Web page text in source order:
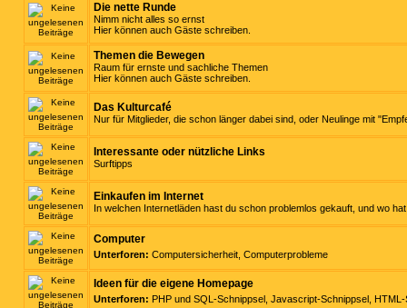
Die nette Runde
Nimm nicht alles so ernst
Hier können auch Gäste schreiben.
Themen die Bewegen
Raum für ernste und sachliche Themen
Hier können auch Gäste schreiben.
Das Kulturcafé
Nur für Mitglieder, die schon länger dabei sind, oder Neulinge mit
Interessante oder nützliche Links
Surftipps
Einkaufen im Internet
In welchen Internetläden hast du schon problemlos gekauft, und wo
Computer
Unterforen: Computersicherheit Computerprobleme
Ideen für die eigene Homepage
Unterforen: PHP und SQL-Schnippsel Javascript-Schnippsel HTML-